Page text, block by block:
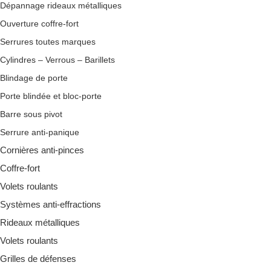
Dépannage rideaux métalliques
Ouverture coffre-fort
Serrures toutes marques
Cylindres – Verrous – Barillets
Blindage de porte
Porte blindée et bloc-porte
Barre sous pivot
Serrure anti-panique
Cornières anti-pinces
Coffre-fort
Volets roulants
Systèmes anti-effractions
Rideaux métalliques
Volets roulants
Grilles de défenses